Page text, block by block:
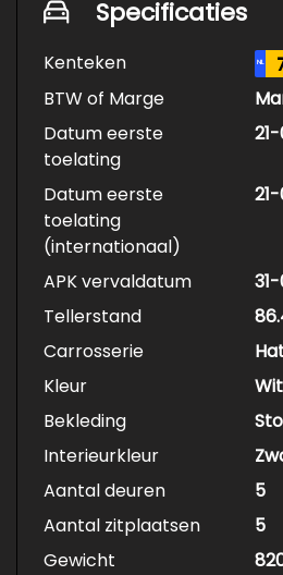
Specificaties
Kenteken NL
BTW of Marge
Datum eerste
toelating
Datum eerste
toelating
(internationaal)
APK vervaldatum
Tellerstand
Carrosserie
Kleur
Wit
Bekleding
Interieurkleur
Aantal deuren
5
Aantal zitplaatsen
5
Gewicht